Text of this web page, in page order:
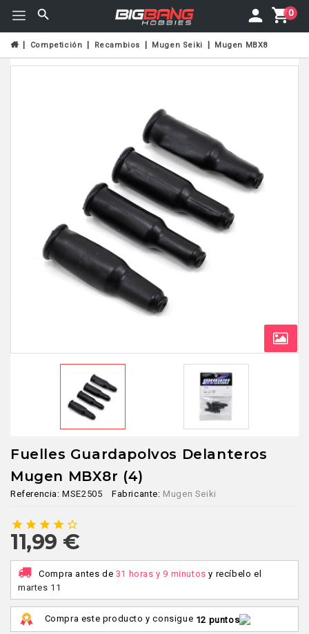
0
Competición Recambios Mugen Seiki Mugen MBX8
Fuelles Guardapolvos Delanteros
Mugen MBX8r (4)
Referencia: MSE2505 Fabricante: Mugen Seiki
star star star star star_border
11,99 €
Compra antes de 31 horas y 9 minutos y recíbeloel
martes 11
Compra este producto y consigue 12 puntos